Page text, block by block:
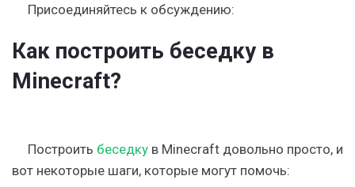
Присоединяйтесь к обсуждению:
Как построить беседку в
Minecraft?
Построить беседку в Minecraft довольно просто, и
вот некоторые шаги, которые могут помочь: